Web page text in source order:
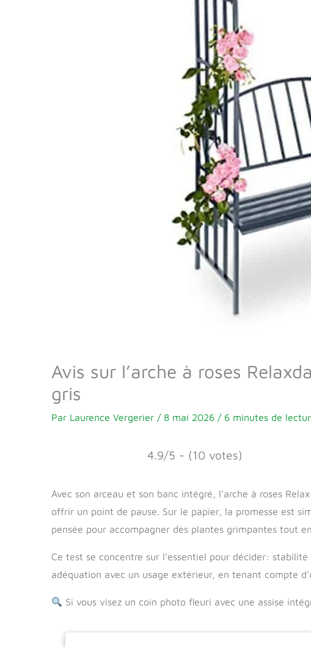
Avis sur l’arche à roses
gris
Par Laurence Vergerier / 8 mai 2026 / 6 minutes de
4.9/5 - (10 votes)
Avec son arceau et son banc intégré, l’arche à roses
offrir un point de pause. Sur le papier, la promesse est
pensée pour accompagner des plantes grimpantes tout
Ce test se concentre sur l’essentiel pour décider:
adéquation avec un usage extérieur, en tenant compte
Si vous visez un coin photo fleuri avec une assise